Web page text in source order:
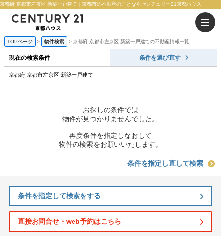
京都府 京都市左京区 新築一戸建て｜京都市の不動産のことならセンチュリー21京都ハウス
TOPページ 物件検索 京都府 京都市左京区 新築一戸建ての不動産情報一覧
現在の検索条件 条件を選び直す
京都府 京都市左京区 新築一戸建て
お探しの条件では
物件が見つかりませんでした。
再度条件を指定しなおして
物件の検索をお願いいたします。
条件を指定し直して検索
条件を指定して検索をする
直接お問合せ・web予約はこちら